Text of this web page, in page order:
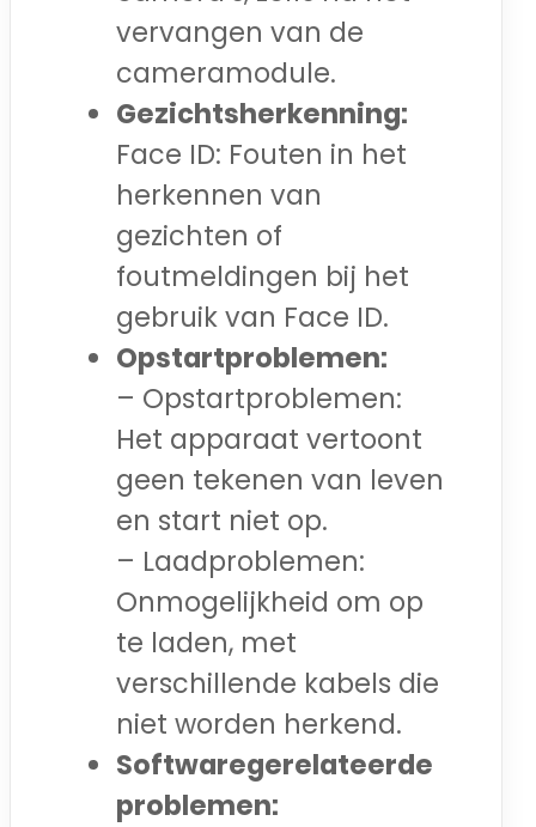
vervangen van de
cameramodule.
Gezichtsherkenning:
Face ID: Fouten in het
herkennen van
gezichten of
foutmeldingen bij het
gebruik van Face ID.
Opstartproblemen:
– Opstartproblemen:
Het apparaat vertoont
geen tekenen van leven
en start niet op.
– Laadproblemen:
Onmogelijkheid om op
te laden, met
verschillende kabels die
niet worden herkend.
Softwaregerelateerde
problemen: